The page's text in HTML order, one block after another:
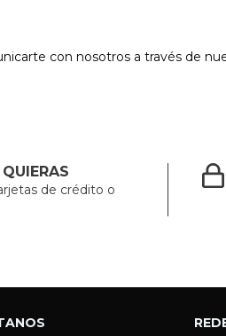
con nosotros a través de
de crédito o